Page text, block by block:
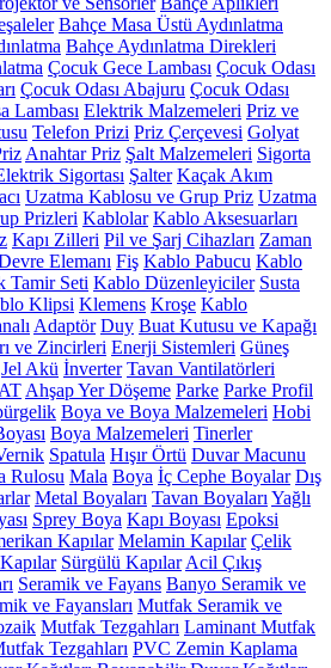
Bahçe Masa Üstü Aydınlatma
Bahçe Aydınlatma Direkleri
Çocuk Gece Lambası Çocuk Odası
Çocuk Odası Abajuru Çocuk Odası
Lambası Elektrik Malzemeleri Priz ve
Telefon Prizi Priz Çerçevesi Golyat
Anahtar Priz Şalt Malzemeleri Sigorta
Sigortası Şalter Kaçak Akım
Uzatma Kablosu ve Grup Priz Uzatma
Prizleri Kablolar Kablo Aksesuarları
Kapı Zilleri Pil ve Şarj Cihazları Zaman
Elemanı Fiş Kablo Pabucu Kablo
Tamir Seti Kablo Düzenleyiciler Susta
Klipsi Klemens Kroşe Kablo
Adaptör Duy Buat Kutusu ve Kapağı
ve Zincirleri Enerji Sistemleri Güneş
Jel Akü İnverter Tavan Vantilatörleri
Ahşap Yer Döşeme Parke Parke Profil
Boya ve Boya Malzemeleri Hobi
Boya Malzemeleri Tinerler
Spatula Hışır Örtü Duvar Macunu
Rulosu Mala Boya İç Cephe Boyalar Dış
Metal Boyaları Tavan Boyaları Yağlı
Sprey Boya Kapı Boyası Epoksi
Kapılar Melamin Kapılar Çelik
Sürgülü Kapılar Acil Çıkış
Seramik ve Fayans Banyo Seramik ve
ve Fayansları Mutfak Seramik ve
Mutfak Tezgahları Laminant Mutfak
Tezgahları PVC Zemin Kaplama